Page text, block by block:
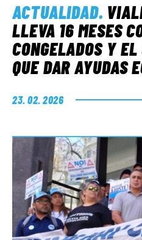
ACTUALIDAD.
LLEVA 16 MESES
CONGELADOS Y
QUE DAR AYUDAS
23. 02. 2026